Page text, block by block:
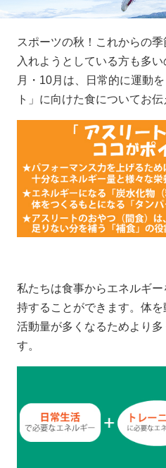
スポーツの秋！これからの
入れようとしている方も多
月・10月は、日常的に運動
ト」に向けた食についてお伝
私たちは食事からエネルギ
持することができます。体
活動量が多くなるためより
す。